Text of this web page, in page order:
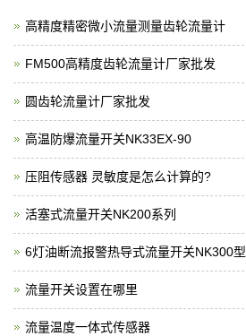
高精度精密微小流量测量齿轮流量计
FM500高精度齿轮流量计厂家批发
圆齿轮流量计厂家批发
高温防爆流量开关NK33EX-90
压阻传感器 灵敏度是怎么计算的?
活塞式流量开关NK200系列
6灯油断流报警热导式流量开关NK300型
流量开关设置在哪里
流量温度一体式传感器